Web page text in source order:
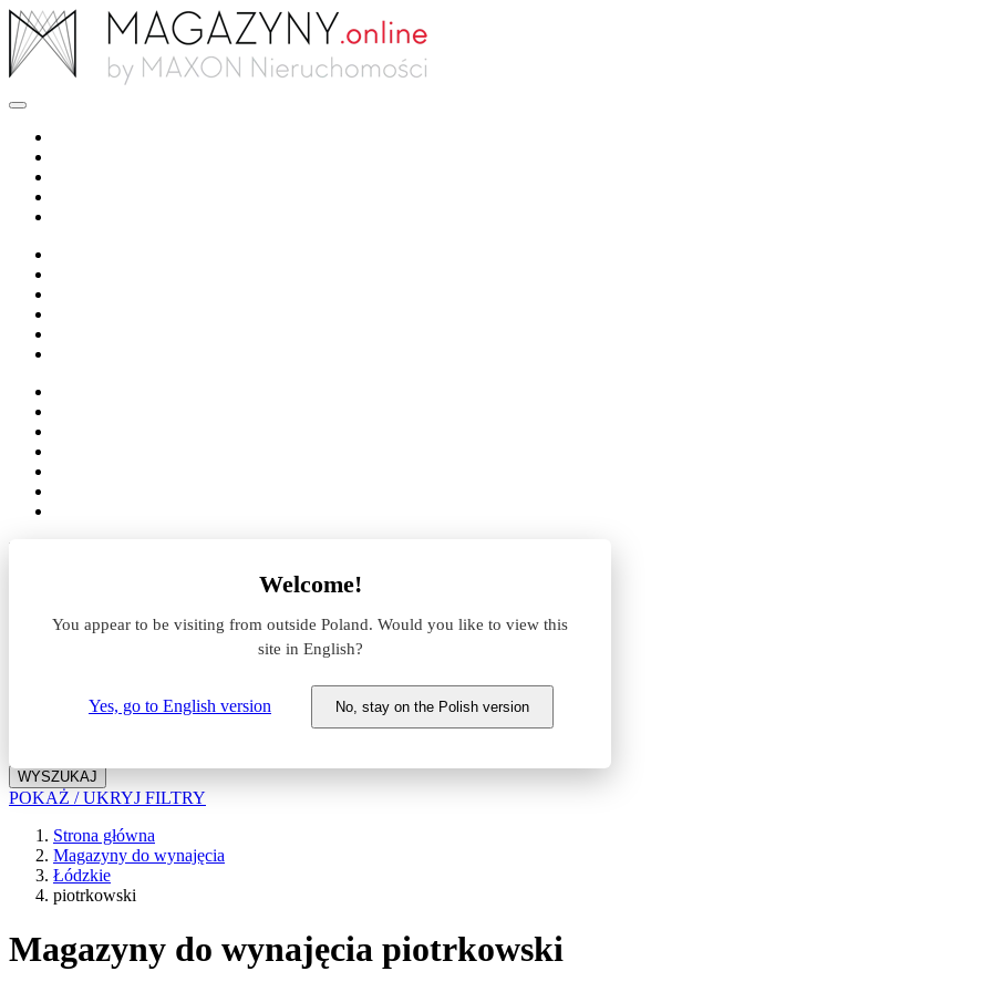
Welcome!
You appear to be visiting from outside Poland. Would you like to view this
site in English?
Yes, go to English version No, stay on the Polish version
Lokalizacja
Nazwa magazynu
WYSZUKAJ
POKAŻ / UKRYJ FILTRY
Strona główna
Magazyny do wynajęcia
Łódzkie
piotrkowski
Magazyny do wynajęcia piotrkowski